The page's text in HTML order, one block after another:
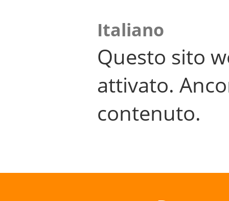
Italiano
Questo sito
attivato.
contenuto.